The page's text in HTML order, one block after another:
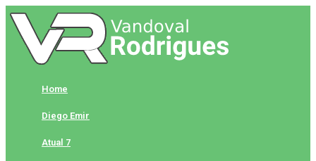
Skip
to
content
Home
Diego Emir
Atual 7